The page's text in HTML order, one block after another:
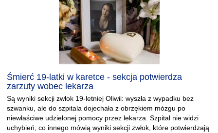
Śmierć 19-latki w karetce - sekcja potwierdza
zarzuty wobec lekarza
Są wyniki sekcji zwłok 19-letniej Oliwii: wyszła z wypadku bez
szwanku, ale do szpitala dojechała z obrzękiem mózgu po
niewłaściwe udzielonej pomocy przez lekarza. Szpital nie widzi
uchybień, co innego mówią wyniki sekcji zwłok, które potwierdzają